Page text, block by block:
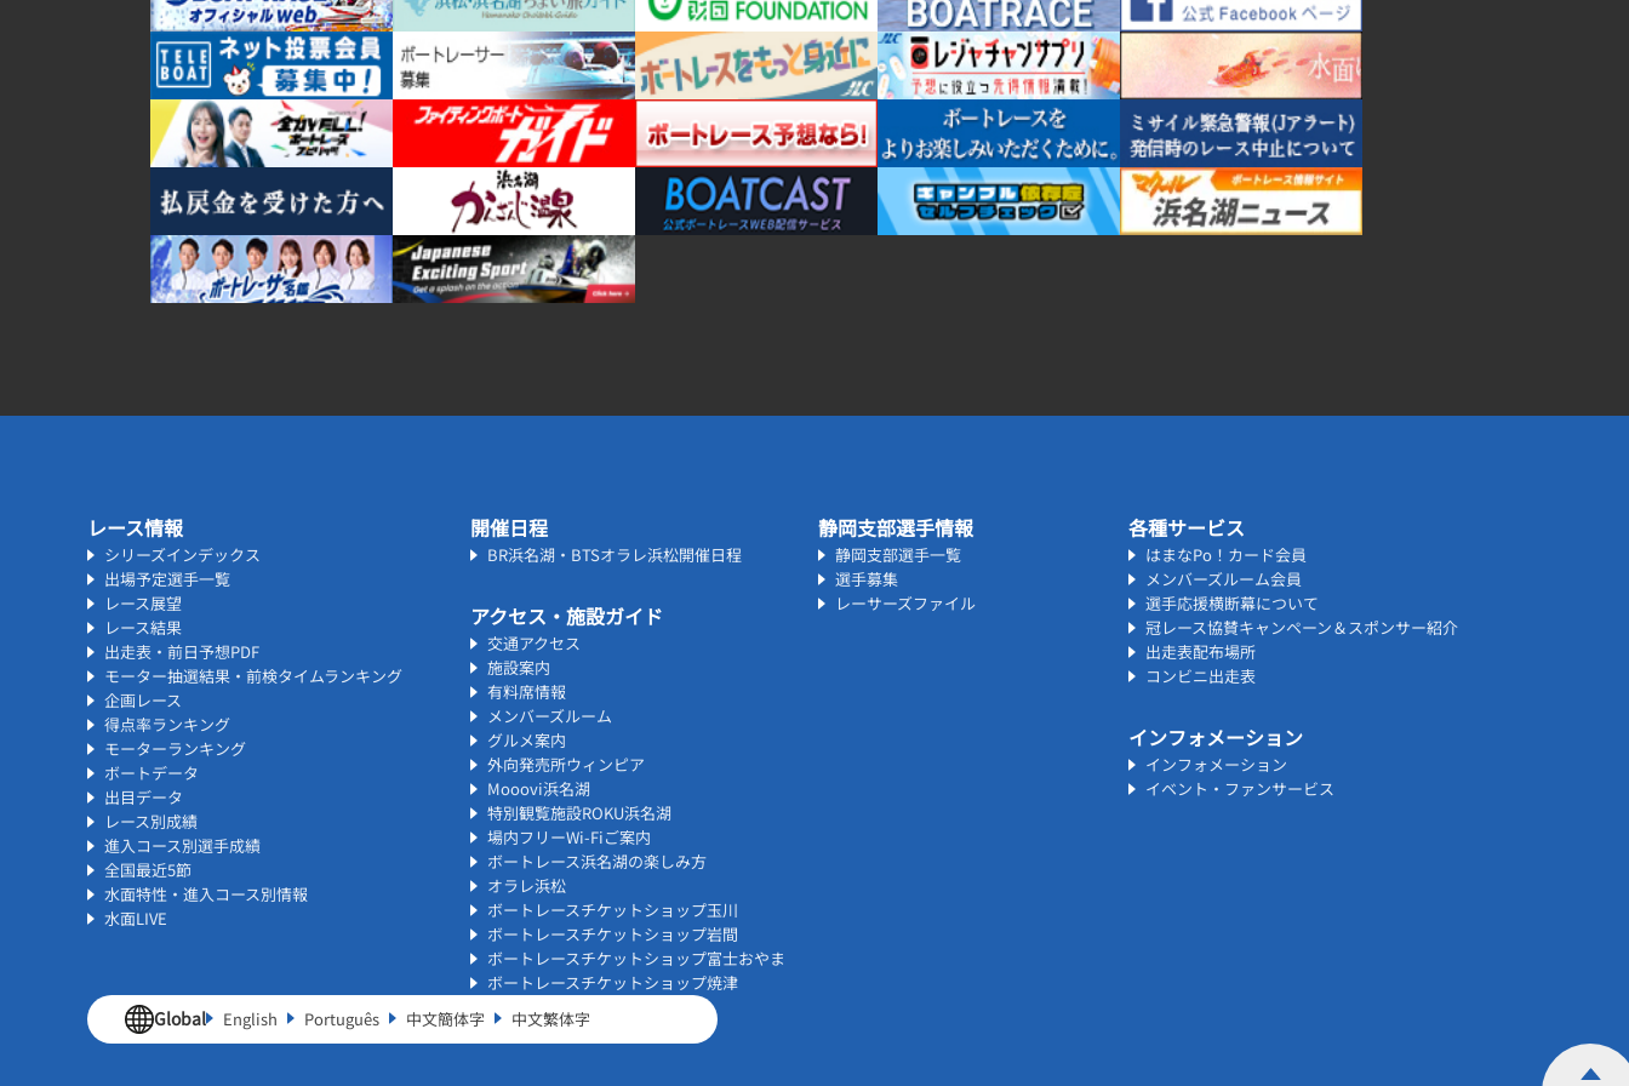
レース情報
シリーズインデックス
出場予定選手一覧
レース展望
レース結果
出走表・前日予想PDF
モーター抽選結果・前検タイムランキング
企画レース
得点率ランキング
モーターランキング
ボートデータ
出目データ
レース別成績
進入コース別選手成績
全国最近5節
水面特性・進入コース別情報
水面LIVE
開催日程
BR浜名湖・BTSオラレ浜松開催日程
アクセス・施設ガイド
交通アクセス
施設案内
有料席情報
メンバーズルーム
グルメ案内
外向発売所ウィンピア
Mooovi浜名湖
特別観覧施設ROKU浜名湖
場内フリーWi-Fiご案内
ボートレース浜名湖の楽しみ方
オラレ浜松
ボートレースチケットショップ玉川
ボートレースチケットショップ岩間
ボートレースチケットショップ富士おやま
ボートレースチケットショップ焼津
静岡支部選手情報
静岡支部選手一覧
選手募集
レーサーズファイル
各種サービス
はまなPo！カード会員
メンバーズルーム会員
選手応援横断幕について
冠レース協賛キャンペーン＆スポンサー紹介
出走表配布場所
コンビニ出走表
インフォメーション
インフォメーション
イベント・ファンサービス
Global English Português 中文簡体字 中文繁体字